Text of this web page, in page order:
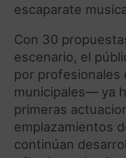
escaparate
Con 30
escenario, el
por profesionales
municipales— ya
primeras
emplazamientos
continúan